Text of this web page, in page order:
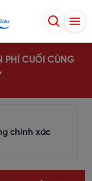
PHÍ CUỐI CÙNG
chính xác